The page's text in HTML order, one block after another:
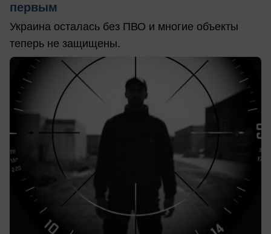
первым
Украина осталась без ПВО и многие объекты
теперь не защищены.